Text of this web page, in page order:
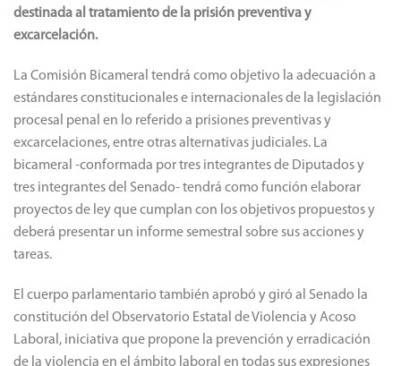
destinada al tratamiento de la prisión preventiva y
excarcelación.
La Comisión Bicameral tendrá como objetivo la adecuación a
estándares constitucionales e internacionales de la legislación
procesal penal en lo referido a prisiones preventivas y
excarcelaciones, entre otras alternativas judiciales. La
bicameral -conformada por tres integrantes de Diputados y
tres integrantes del Senado- tendrá como función elaborar
proyectos de ley que cumplan con los objetivos propuestos y
deberá presentar un informe semestral sobre sus acciones y
tareas.
El cuerpo parlamentario también aprobó y giró al Senado la
constitución del Observatorio Estatal de Violencia y Acoso
Laboral, iniciativa que propone la prevención y erradicación
de la violencia en el ámbito laboral en todas sus expresiones